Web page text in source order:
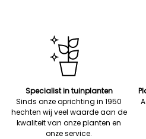
Specialist in tuinplanten
Sinds onze oprichting in 1950
hechten wij veel waarde aan de
kwaliteit van onze planten en
onze service.